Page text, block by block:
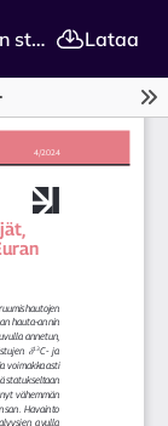
Varhaiset maanviljelijät, sosiaalinen status ja ruokavalio Euran Luistarissa Lataa